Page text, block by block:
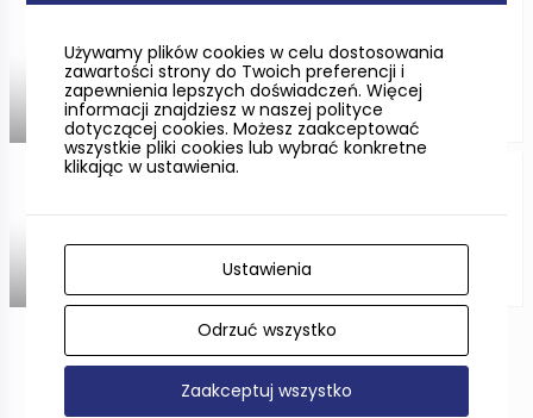
ODLEGŁOŚĆ —
Pokaż więcej
Używamy plików cookies w celu dostosowania
zawartości strony do Twoich preferencji i
zapewnienia lepszych doświadczeń. Więcej
informacji znajdziesz w naszej polityce
dotyczącej cookies. Możesz zaakceptować
wszystkie pliki cookies lub wybrać konkretne
klikając w ustawienia.
Ustawienia
Odrzuć wszystko
Zaakceptuj wszystko